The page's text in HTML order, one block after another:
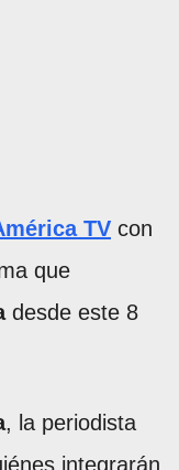
TV con
que
desde este 8
, la periodista
integrarán